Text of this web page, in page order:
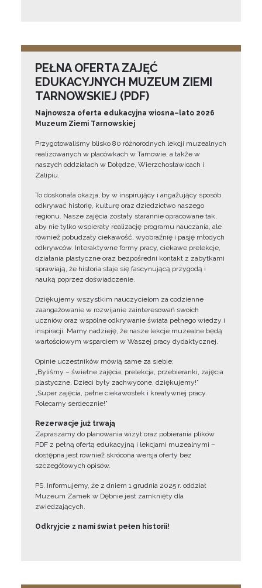
PEŁNA OFERTA ZAJĘĆ
EDUKACYJNYCH MUZEUM ZIEMI
TARNOWSKIEJ (PDF)
Najnowsza oferta edukacyjna wiosna–lato 2026
Muzeum Ziemi Tarnowskiej
Przygotowaliśmy blisko 80 różnorodnych lekcji muzealnych
realizowanych w placówkach w Tarnowie, a także w
naszych oddziałach w Dołędze, Wierzchosławicach i
Zalipiu.
To doskonała okazja, by w inspirujący i angażujący sposób
odkrywać historię, kulturę oraz dziedzictwo naszego
regionu. Nasze zajęcia zostały starannie opracowane tak,
aby nie tylko wspierały realizację programu nauczania, ale
również pobudzały ciekawość, wyobraźnię i pasję młodych
odkrywców. Interaktywne formy pracy, ciekawe prelekcje,
działania plastyczne oraz bezpośredni kontakt z zabytkami
sprawiają, że historia staje się fascynującą przygodą i
nauką poprzez doświadczenie.
Dziękujemy wszystkim nauczycielom za codzienne
zaangażowanie w rozwijanie zainteresowań swoich
uczniów oraz wspólne odkrywanie świata pełnego wiedzy i
inspiracji. Mamy nadzieję, że nasze lekcje muzealne będą
wartościowym wsparciem w Waszej pracy dydaktycznej.
Opinie uczestników mówią same za siebie:
„Byliśmy – świetne zajęcia, prelekcja, przebieranki, zajęcia
plastyczne. Dzieci były zachwycone, dziękujemy!”
„Super zajęcia, pełne ciekawostek i kreatywnej pracy.
Polecamy serdecznie!”
Rezerwacje już trwają
Zapraszamy do planowania wizyt oraz pobierania plików
PDF z pełną ofertą edukacyjną i lekcjami muzealnymi –
dostępna jest również skrócona wersja oferty bez
szczegółowych opisów.
PS. Informujemy, że z dniem 1 grudnia 2025 r. oddział
Muzeum Zamek w Dębnie jest zamknięty dla
zwiedzających.
Odkryjcie z nami świat pełen historii!